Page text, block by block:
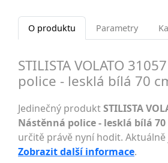
O produktu Parametry
STILISTA VOLATO
police - lesklá bílá 70
Jedinečný produktSTILISTA
Nástěnná police - lesklá bílá 70
určitě právě nyní hodit. Aktuálně
Zobrazit další informace.